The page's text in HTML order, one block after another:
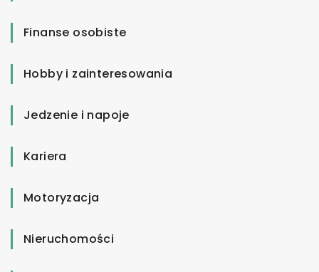
Finanse osobiste
Hobby i zainteresowania
Jedzenie i napoje
Kariera
Motoryzacja
Nieruchomości